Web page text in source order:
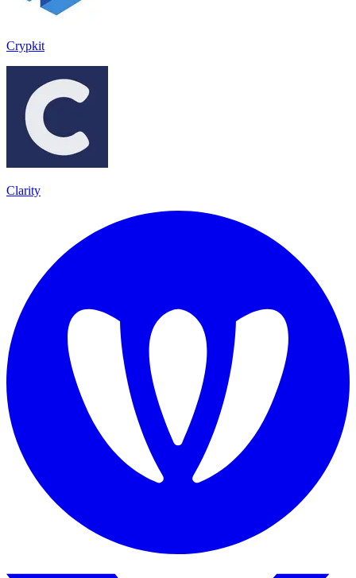
Crypkit
Clarity